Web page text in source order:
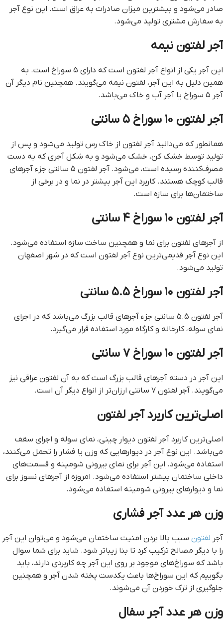
صادر می‌شود و بیشترین میزان صادرات به عراق است. این نوع آجر
به سفارش مشتری تولید می‌شود.
آجر لفتون نیمه
این آجر یکی از انواع آجر لفتون است که دارای ۵ سوراخ است. به
همین دلیل به این آجر، لفتون نیمه می‌گویند. همچنین نام دیگر آن
آجر ۵ سوراخ یا آجر آب و خاک می‌باشد.
آجر لفتون ۱۰ سوراخ ۵ سانتی
همانطور که می‌دانید آجر لفتون از خاک رس تولید می‌شود و پس از
تولید توسط خشک کن، خشک می‌شود و به شکل آجری که به دست
مصرف‌کننده رسیده است، می‌شود. آجر لفتون ۵ سانتی جزء آجرهای
قالب کوچک هستند. کاربرد این آجر بیشتر در نما و در برخی از
ساختمان‌ها برای سازه است.
آجر لفتون ۱۰ سوراخ ۴ سانتی
از آجرهای لفتون برای نما و همچنین ساخت سازه استفاده می‌شود.
این نوع آجر قدیمی‌ترین نوع آجر لفتون است که در شهر اصفهان
تولید می‌شود.
آجر لفتون ۱۰ سوراخ ۵.۵ سانتی
آجر لفتون ۵.۵ سانتی جزء آجرهای قالب بزرگ می‌باشد که در اجرای
نمای سوله، کارخانه و کارگاه مورد استفاده قرار می‌گیرد.
آجر لفتون ۱۰ سوراخ ۷ سانتی
این آجر در دسته آجرهای قالب بزرگ است که به آن لفتون عراقی نیز
می‌گویند. آجر لفتون ۷ سانتی ارزان‌تر از انواع دیگر آن است.
اصلی‌ترین کاربرد آجر لفتون
اصلی‌ترین کاربرد آجر لفتون دیوار چینی، نمای سوله و اجرای سقف
می‌باشد. این نوع آجر در دیوارهایی که وزن یا فشار را تحمل می‌کنند،
استفاده می‌شود. این آجر برای نمای بیرونی شومینه و قسمت‌های
داخلی ساختمان بیشتر استفاده می‌شود. امروزه از آجرهای نسوز برای
نما و دیوارهای بیرونی شومینه استفاده می‌شود.
وزن هر عدد آجر فشاري
آجر لفتون سبب بالا بردن امنیت ساختمان می‌شود و می‌توان این آجر
را با دیگر مصالح ترکیب کرد تا بنا زیباتر شود. شاید برای شما سوال
باشد که سوراخ‌های موجود بر روی این آجر چه کاربردی دارند، باید
بگوییم که این سوراخ‌ها باعث یکدست پخته شدن آجر و همچنین
جلوگیری از ترک خوردن آن می‌شوند.
وزن هر عدد آجر سفال